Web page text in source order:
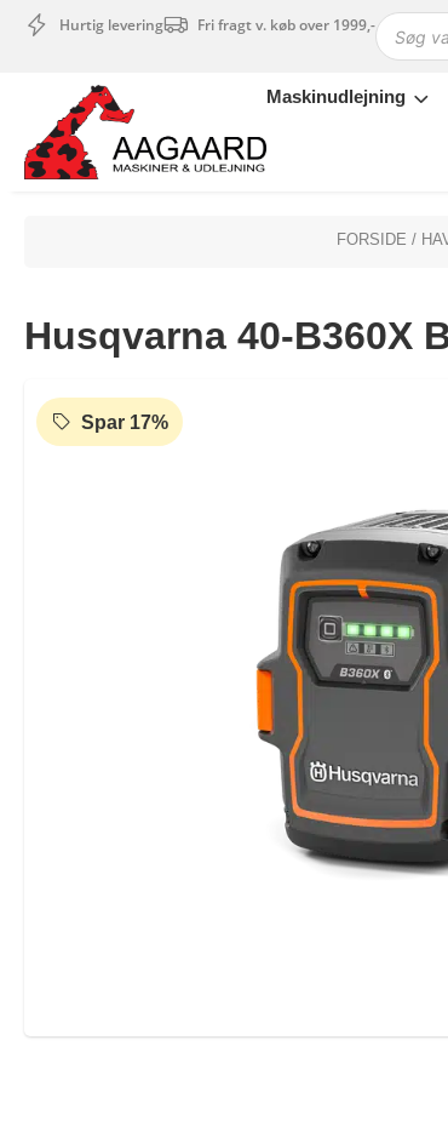
Hurtig levering Fri fragt v. køb over 1999,-
Maskinudlejning
Maskinudlejning
Have- og parkmaskiner
Sikkerhed og tilbehør
Outlet
Tips og tricks
4.4 Google Reviews
4.7 Trustpilot
FORSIDE /
Husqvarna 40-B360X
Spar 17%